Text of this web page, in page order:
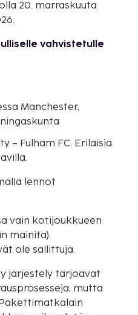
20. marraskuuta
vahvistetulle
Manchester,
– Fulham FC. Erilaisia
lennot
vain kotijoukkueen
mainita).
ole sallittuja.
järjestely tarjoavat
mutta